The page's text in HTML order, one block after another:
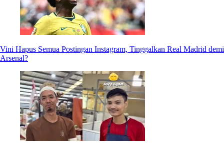
Vini Hapus Semua Postingan Instagram, Tinggalkan Real Madrid demi
Arsenal?